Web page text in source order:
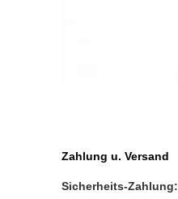
Zahlung u. Versand
Sicherheits-Zahlung: